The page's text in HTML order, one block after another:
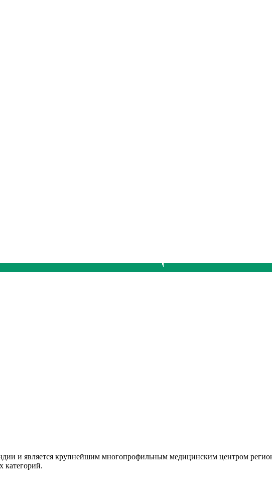
и является крупнейшим многопрофильным медицинским центром
категорий.